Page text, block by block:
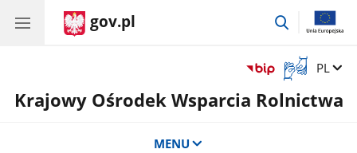
gov.pl
przejdź
Otwórz
okno
z
Zmień
PL
Krajowy Ośrodek Wsparcia Rolnictwa
MENU